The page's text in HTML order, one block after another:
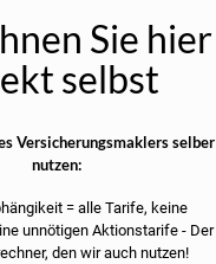
Sie hier
selbst
Versicherungsmaklers selber
nutzen:
= alle Tarife, keine
unnötigen Aktionstarife - Der
den wir auch nutzen!